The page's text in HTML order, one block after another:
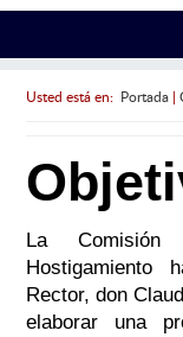
Usted está en: Portada|
La
Rector, don
elaborar una